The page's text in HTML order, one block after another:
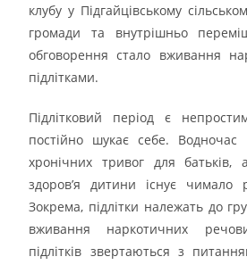
клубу у Підгайцівському
громади та внутрішньо
обговорення стало вживання
підлітками.
Підлітковий період є
постійно шукає себе.
хронічних тривог для
здоров’я дитини існує чимало
Зокрема, підлітки належать до
вживання наркотичних
підлітків звертаються з